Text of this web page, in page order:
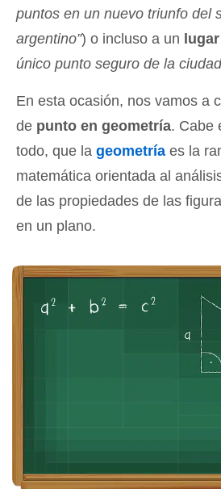
puntos en un nuevo triunfo del
argentino”) o incluso a un lugar
único punto seguro de la
En esta ocasión, nos vamos a
de punto en geometría. Cabe
todo, que la geometría es la
matemática orientada al
de las propiedades de las
en un plano.